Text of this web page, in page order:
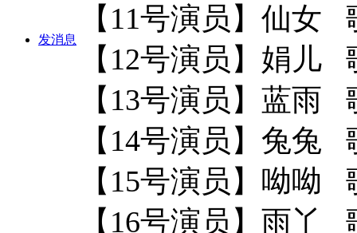
发消息
【11号演员】仙女
【12号演员】娟儿
【13号演员】蓝雨
【14号演员】兔兔
【15号演员】呦呦
【16号演员